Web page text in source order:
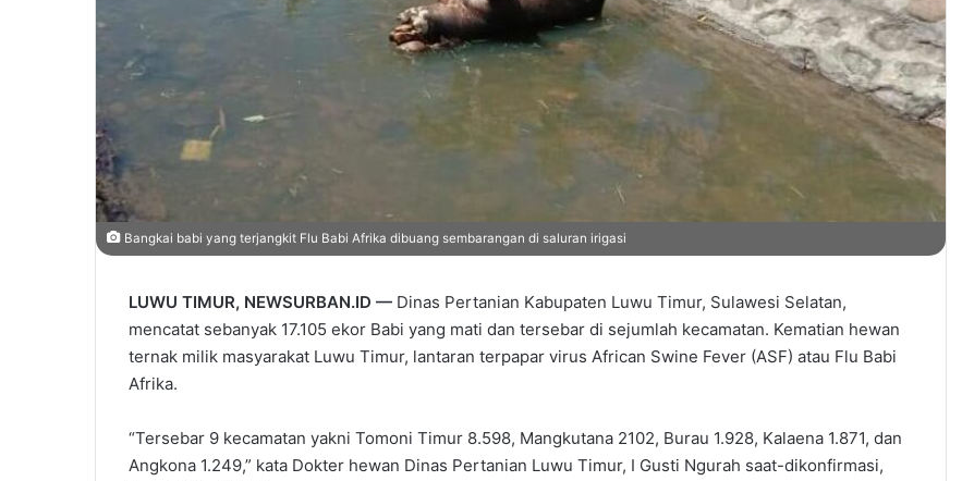
Bangkai babi yang terjangkit Flu Babi Afrika dibuang sembarangan di saluran irigasi
LUWU TIMUR, NEWSURBAN.ID — Dinas Pertanian Kabupaten Luwu Timur, Sulawesi Selatan,
mencatat sebanyak 17.105 ekor Babi yang mati dan tersebar di sejumlah kecamatan. Kematian hewan
ternak milik masyarakat Luwu Timur, lantaran terpapar virus African Swine Fever (ASF) atau Flu Babi
Afrika.
“Tersebar 9 kecamatan yakni Tomoni Timur 8.598, Mangkutana 2102, Burau 1.928, Kalaena 1.871, dan
Angkona 1.249,” kata Dokter hewan Dinas Pertanian Luwu Timur, I Gusti Ngurah saat-dikonfirmasi,